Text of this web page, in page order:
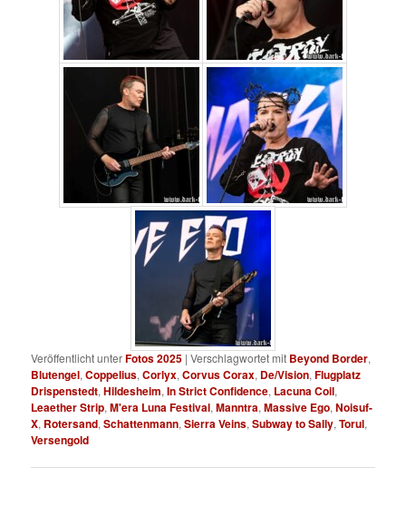
Veröffentlicht unterFotos 2025 |Verschlagwortet mit Beyond Border,
Blutengel,Coppelius,Corlyx,Corvus Corax, De/Vision,Flugplatz
Drispenstedt,Hildesheim,In Strict Confidence, Lacuna Coil,
Leaether Strip,M'era Luna Festival,Manntra,Massive Ego,Noisuf-
X, Rotersand,Schattenmann,Sierra Veins,Subway to Sally,Torul,
Versengold